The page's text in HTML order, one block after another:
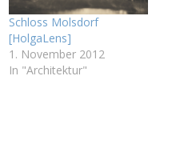
Schloss Molsdorf
[HolgaLens]
1. November 2012
In "Architektur"